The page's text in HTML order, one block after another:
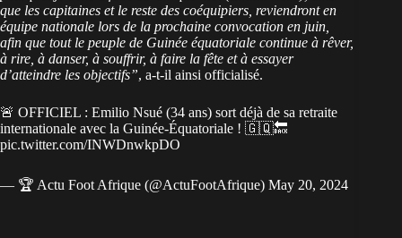
que les capitaines et le reste des coéquipiers, reviendront en
équipe nationale lors de la prochaine convocation en juin,
afin que tout le peuple de Guinée équatoriale continue à rêver,
à rire, à danser, à souffrir, à faire la fête et à essayer
d’atteindre les objectifs”, a-t-il ainsi officialisé.
🚨 OFFICIEL : Emilio Nsué (34 ans) sort déjà de sa retraite
internationale avec la Guinée-Équatoriale ! 🇬🇶🔙
pic.twitter.com/INWDnwkpDO
— 🏆 Actu Foot Afrique (@ActuFootAfrique) May 20, 2024